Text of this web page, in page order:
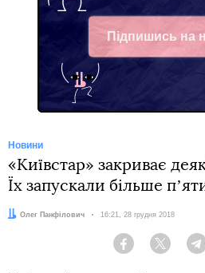
Підпишись на
Telegram
Новини
«Київстар» закриває
Їх запускали більше
Автор:
Олег Панфілович Дата:
16:21, 28 грудня 2018
Facebook Twitter